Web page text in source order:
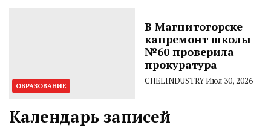
ОБРАЗОВАНИЕ
В Магнитогорске
капремонт школы
№60 проверила
прокуратура
CHELINDUSTRYИюл 30, 2026
Календарь записей